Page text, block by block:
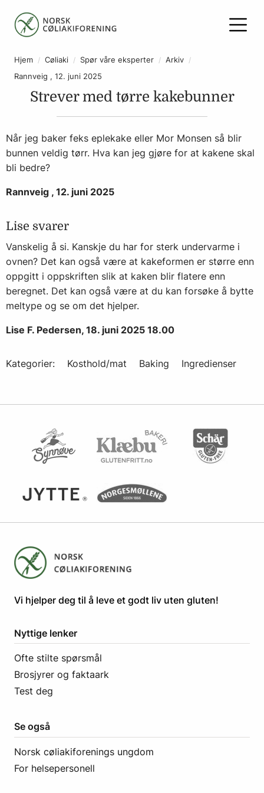
Hjem Cøliaki Spør våre eksperter
Arkiv
Rannveig , 12. juni 2025
Strever med tørre kakebunner
Når jeg baker feks eplekake eller Mor Monsen så blir
bunnen veldig tørr. Hva kan jeg gjøre for at kakene skal
bli bedre?
Rannveig , 12. juni 2025
Lise svarer
Vanskelig å si. Kanskje du har for sterk undervarme i
ovnen? Det kan også være at kakeformen er større enn
oppgitt i oppskriften slik at kaken blir flatere enn
beregnet. Det kan også være at du kan forsøke å bytte
meltype og se om det hjelper.
Lise F. Pedersen, 18. juni 2025 18.00
Kategorier: Kosthold/mat Baking Ingredienser
​​​​Vi hjelper deg til å leve et godt liv uten gluten! ​
Nyttige lenker
Ofte stilte spørsmål
Brosjyrer og faktaark
Test deg
Se også
Norsk cøliakiforenings ungdom
For helsepersonell